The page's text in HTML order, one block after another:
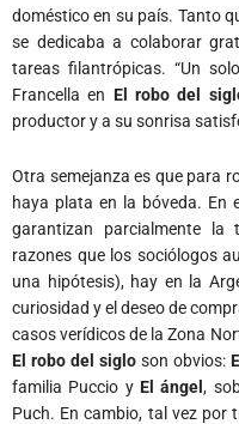
doméstico en su país. Tanto
se dedicaba a colaborar
tareas filantrópicas. “Un
Francella en El robo del
productor y a su sonrisa
Otra semejanza es que para
haya plata en la bóveda. En
garantizan parcialmente
razones que los sociólogos
una hipótesis), hay en la
curiosidad y el deseo de
casos verídicos de la Zona
El robo del sigloson obvios:
familia Puccio yEl ángel,
Puch. En cambio, tal vez por